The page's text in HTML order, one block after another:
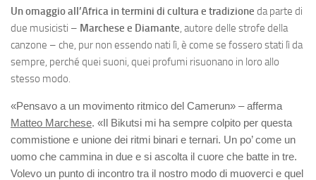
Un omaggio all’Africa in termini di cultura e tradizione da parte di
due musicisti – Marchese e Diamante, autore delle strofe della
canzone – che, pur non essendo nati lì, è come se fossero stati lì da
sempre, perché quei suoni, quei profumi risuonano in loro allo
stesso modo.
«Pensavo a un movimento ritmico del Camerun» – afferma
Matteo Marchese. «Il Bikutsi mi ha sempre colpito per questa
commistione e unione dei ritmi binari e ternari. Un po’ come un
uomo che cammina in due e si ascolta il cuore che batte in tre.
Volevo un punto di incontro tra il nostro modo di muoverci e quel